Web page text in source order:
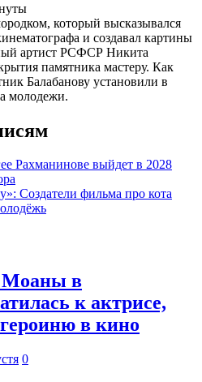
который высказывался
и создавал картины
артист РСФСР Никита
памятника мастеру. Как
Балабанову установили в
молодежи.
Рахманинове выйдет в 2028
Создатели фильма про кота
Моаны в
к актрисе,
в кино
0